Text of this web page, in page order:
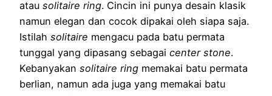
atau solitaire ring. Cincin ini punya desain klasik
namun elegan dan cocok dipakai oleh siapa saja.
Istilah solitaire mengacu pada batu permata
tunggal yang dipasang sebagai center stone.
Kebanyakan solitaire ring memakai batu permata
berlian, namun ada juga yang memakai batu